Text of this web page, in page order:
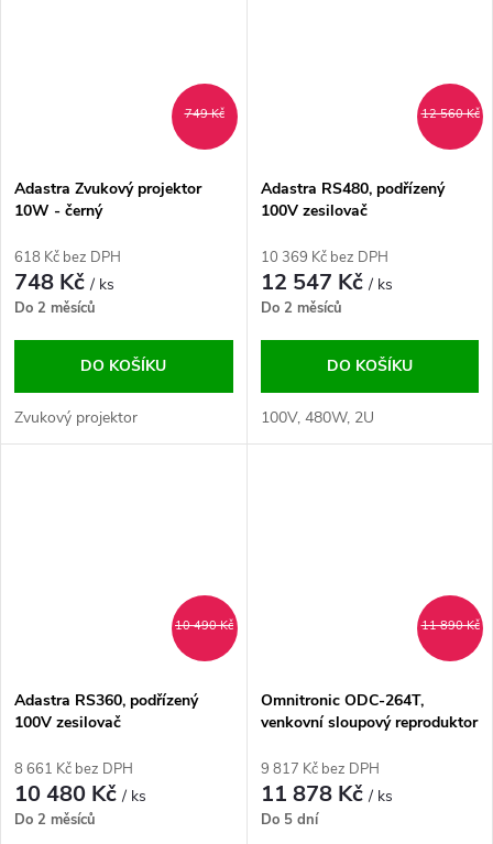
749 Kč
Adastra Zvukový projektor
10W - černý
618 Kč bez DPH
748 Kč/ ks
Do 2 měsíců
DO KOŠÍKU
Zvukový projektor
12 560 Kč
Adastra RS480, podřízený
100V zesilovač
10 369 Kč bez DPH
12 547 Kč/ ks
Do 2 měsíců
DO KOŠÍKU
100V, 480W, 2U
10 490 Kč
Adastra RS360, podřízený
100V zesilovač
8 661 Kč bez DPH
10 480 Kč/ ks
Do 2 měsíců
11 890 Kč
Omnitronic ODC-264T,
venkovní sloupový reproduktor
9 817 Kč bez DPH
11 878 Kč/ ks
Do 5 dní